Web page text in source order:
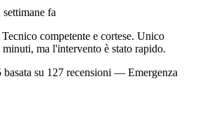
settimane fa
competente e cortese. Unico
ma l'intervento è stato rapido.
basata su 127 recensioni — Emergenza